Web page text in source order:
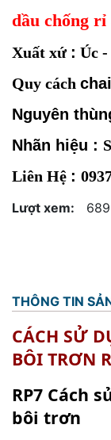
dầu chống
Xuất xứ : Úc
Quy cách
Nguyên
Nhãn hiệu :
Liên Hệ :
Lượt xem: 689
THÔNG TIN
CÁCH SỬ
BÔI TRƠN
RP7 Cách
bôi trơn